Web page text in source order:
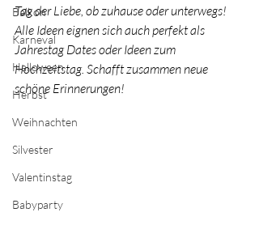
Balkon
Karneval
Halloween
Herbst
Weihnachten
Silvester
Valentinstag
Babyparty
Tag der Liebe, ob zuhause oder unterwegs!
Alle Ideen eignen sich auch perfekt als
Jahrestag Dates oder Ideen zum
Hochzeitstag. Schafft zusammen neue
schöne Erinnerungen!